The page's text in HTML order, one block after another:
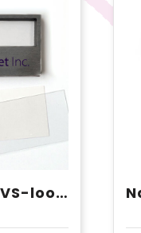
Naambadge RVS-look met verwisselbare inlay